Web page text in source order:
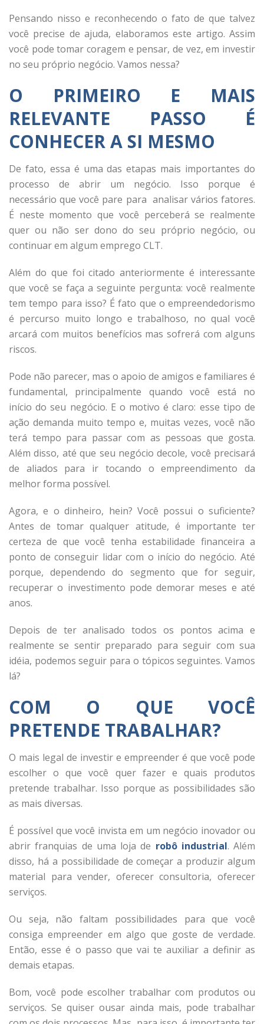
Pensando nisso e reconhecendo o fato de que talvez
você precise de ajuda, elaboramos este artigo. Assim
você pode tomar coragem e pensar, de vez, em investir
no seu próprio negócio. Vamos nessa?
O PRIMEIRO E MAIS
RELEVANTE PASSO É
CONHECER A SI MESMO
De fato, essa é uma das etapas mais importantes do
processo de abrir um negócio. Isso porque é
necessário que você pare para analisar vários fatores.
É neste momento que você perceberá se realmente
quer ou não ser dono do seu próprio negócio, ou
continuar em algum emprego CLT.
Além do que foi citado anteriormente é interessante
que você se faça a seguinte pergunta: você realmente
tem tempo para isso? É fato que o empreendedorismo
é percurso muito longo e trabalhoso, no qual você
arcará com muitos benefícios mas sofrerá com alguns
riscos.
Pode não parecer, mas o apoio de amigos e familiares é
fundamental, principalmente quando você está no
início do seu negócio. E o motivo é claro: esse tipo de
ação demanda muito tempo e, muitas vezes, você não
terá tempo para passar com as pessoas que gosta.
Além disso, até que seu negócio decole, você precisará
de aliados para ir tocando o empreendimento da
melhor forma possível.
Agora, e o dinheiro, hein? Você possui o suficiente?
Antes de tomar qualquer atitude, é importante ter
certeza de que você tenha estabilidade financeira a
ponto de conseguir lidar com o início do negócio. Até
porque, dependendo do segmento que for seguir,
recuperar o investimento pode demorar meses e até
anos.
Depois de ter analisado todos os pontos acima e
realmente se sentir preparado para seguir com sua
idéia, podemos seguir para o tópicos seguintes. Vamos
lá?
COM O QUE VOCÊ
PRETENDE TRABALHAR?
O mais legal de investir e empreender é que você pode
escolher o que você quer fazer e quais produtos
pretende trabalhar. Isso porque as possibilidades são
as mais diversas.
É possível que você invista em um negócio inovador ou
abrir franquias de uma loja de robô industrial. Além
disso, há a possibilidade de começar a produzir algum
material para vender, oferecer consultoria, oferecer
serviços.
Ou seja, não faltam possibilidades para que você
consiga empreender em algo que goste de verdade.
Então, esse é o passo que vai te auxiliar a definir as
demais etapas.
Bom, você pode escolher trabalhar com produtos ou
serviços. Se quiser ousar ainda mais, pode trabalhar